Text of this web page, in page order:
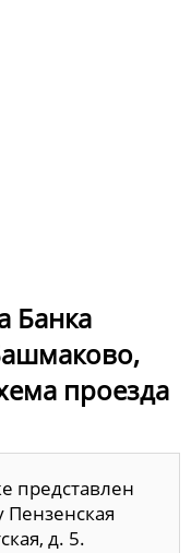
Банка
проезда
представлен
Пензенская
д. 5.